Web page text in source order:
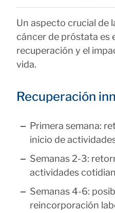
Un aspecto crucial de
cáncer de próstata es
recuperación y el
vida.
Recuperación
Primera semana:
inicio de
Semanas 2-3:
actividades
Semanas 4-6:
reincorporación